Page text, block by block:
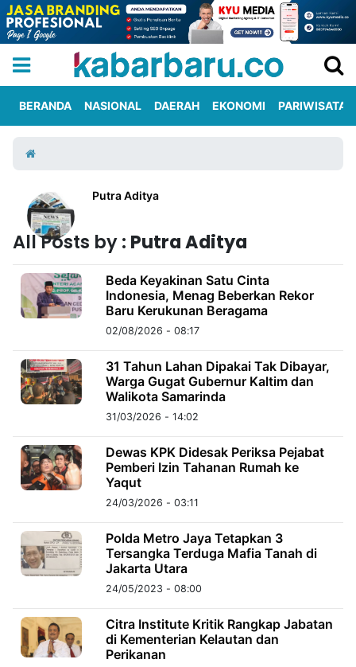
Iklan
Berita
Kami
Berita
Nasional
International
Olahraga
Entertainment
Daerah
Pariwisata
Kuliner
Kolom
Network
MULTIMEDIA
INDONESIA
Insight
NTB
Suara
Time
Lens
IDN
Daily
Jogja
Jalan
Rakyat
Idealita
News
Kita
Notice
Dinamikapost.com
Radar
Baru
Seedbacklink
Follow
Kabarbaru
BERANDA NASIONAL DAERAH EKONOMI PARIWISATA
Putra Aditya
All Posts by : Putra Aditya
Beda Keyakinan Satu Cinta
Indonesia, Menag Beberkan Rekor
Baru Kerukunan Beragama
02/08/2026 - 08:17
31 Tahun Lahan Dipakai Tak Dibayar,
Warga Gugat Gubernur Kaltim dan
Walikota Samarinda
31/03/2026 - 14:02
Dewas KPK Didesak Periksa Pejabat
Pemberi Izin Tahanan Rumah ke
Yaqut
24/03/2026 - 03:11
Polda Metro Jaya Tetapkan 3
Tersangka Terduga Mafia Tanah di
Jakarta Utara
24/05/2023 - 08:00
Citra Institute Kritik Rangkap Jabatan
di Kementerian Kelautan dan
Perikanan